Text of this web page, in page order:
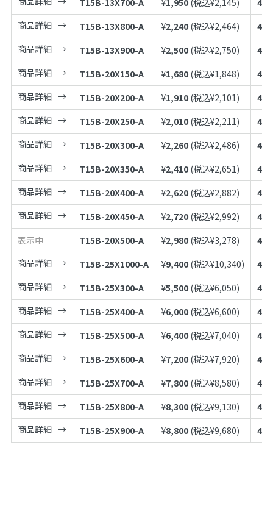
商品詳細
T15B-13X800-A ¥2,240 (税込¥2,464)
商品詳細
T15B-13X900-A ¥2,500 (税込¥2,750)
商品詳細
T15B-20X150-A ¥1,680 (税込¥1,848)
商品詳細
T15B-20X200-A ¥1,910 (税込¥2,101)
商品詳細
T15B-20X250-A ¥2,010 (税込¥2,211)
商品詳細
T15B-20X300-A ¥2,260 (税込¥2,486)
商品詳細
T15B-20X350-A ¥2,410 (税込¥2,651)
商品詳細
T15B-20X400-A ¥2,620 (税込¥2,882)
商品詳細
T15B-20X450-A ¥2,720 (税込¥2,992)
表示中
T15B-20X500-A ¥2,980 (税込¥3,278)
商品詳細
T15B-25X1000-A ¥9,400 (税込¥10,340)
商品詳細
T15B-25X300-A ¥5,500 (税込¥6,050)
商品詳細
T15B-25X400-A ¥6,000 (税込¥6,600)
商品詳細
T15B-25X500-A ¥6,400 (税込¥7,040)
商品詳細
T15B-25X600-A ¥7,200 (税込¥7,920)
商品詳細
T15B-25X700-A ¥7,800 (税込¥8,580)
商品詳細
T15B-25X800-A ¥8,300 (税込¥9,130)
商品詳細
T15B-25X900-A ¥8,800 (税込¥9,680)